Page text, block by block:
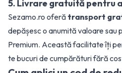
5. Livrare gratuită pentru
Sezamo.ro oferă transport
depășesc o anumită valoare sau
Premium. Această facilitate îți
te bucuri de cumpărături fără